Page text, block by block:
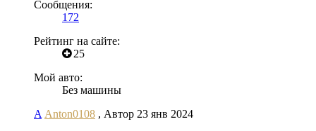
Сообщения:
172
Рейтинг на сайте:
25
Мой авто:
Без машины
A Anton0108 , Автор 23 янв 2024